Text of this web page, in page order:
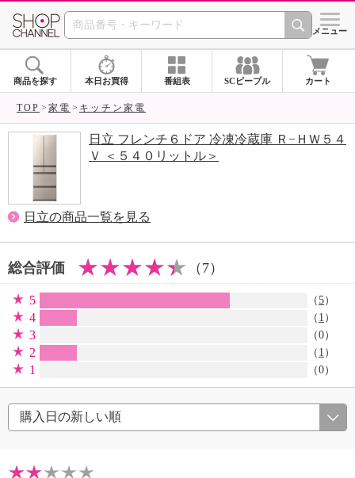
SHOP CHANNEL シメニュー
商品を探す 本日お買得 番組表 SCピープル カート
TOP 家電 キッチン家電
日立 フレンチ６ドア 冷凍冷蔵庫 Ｒ−ＨＷ５４
Ｖ ＜５４０リットル＞
日立の商品一覧を見る
総合評価 （7）
5 （5）
4 （ 1 ）
3 （0）
2 （ 1 ）
1 （0）